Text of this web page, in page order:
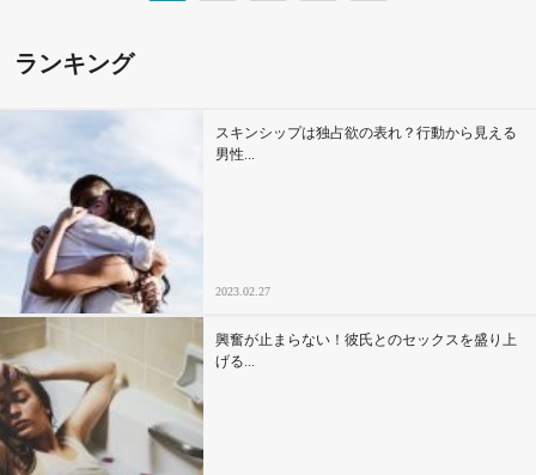
ランキング
スキンシップは独占欲の表れ？行動から見える
男性...
2023.02.27
興奮が止まらない！彼氏とのセックスを盛り上
げる...